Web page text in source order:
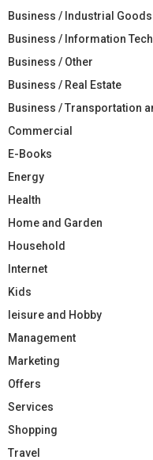
Business / Industrial
Business / Information
Business / Other
Business / Real Estate
Business / Transportation
Commercial
E-Books
Energy
Health
Home and Garden
Household
Internet
Kids
leisure and Hobby
Management
Marketing
Offers
Services
Shopping
Travel